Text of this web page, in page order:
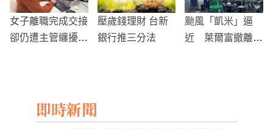
女子離職完成交接
卻仍遭主管纏擾：
壓歲錢理財 台新
銀行推三分法
颱風「凱米」逼
近 萊爾富撤離三
即時新聞